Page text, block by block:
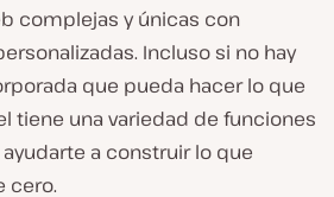
complejas y únicas con
Incluso si no hay
que pueda hacer lo que
tiene una variedad de funciones
a construir lo que
cero.